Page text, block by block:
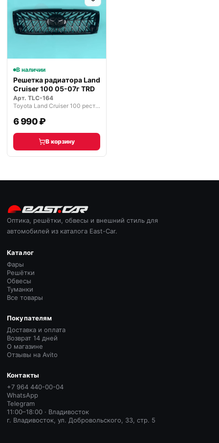
В наличии
Решетка радиатора Land
Cruiser 100 05-07г TRD
Арт. TLC-164
Toyota Land Cruiser 100 рестайлинг 2 (2005—2007)
6 990 ₽
В корзину
Оптика, решётки, обвесы и внешний стиль для
автомобилей из каталога East-Car.
Каталог
Фары
Решётки
Обвесы
Туманки
Все товары
Покупателям
Доставка и оплата
Возврат 14 дней
О магазине
Отзывы на Avito
Контакты
+7 964 440-00-04
WhatsApp
Telegram
11:00–18:00 · Владивосток
г. Владивосток, ул. Добровольского, 33, стр. 5